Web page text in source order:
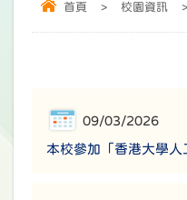
首頁 > 校園資訊 >
09/03/2026
本校參加「香港大學人